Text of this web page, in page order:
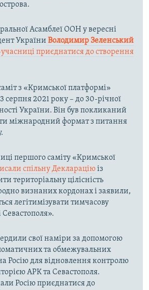
Асамблеї ООН у вересні
України Володимир Зеленський
приєднатися до створення
з «Кримської платформі»
серпня 2021 року – до 30-річної
України. Він був покликаний
міжнародний формат з питання
першого саміту «Кримської
спільну Деклараціюіз
територіальну цілісність
визнаних кордонах і заявили,
легітимізувати тимчасову
свої наміри за допомогою
та обмежувальних
Росію для відновлення контролю
АРК та Севастополя.
Росію приєднатися до